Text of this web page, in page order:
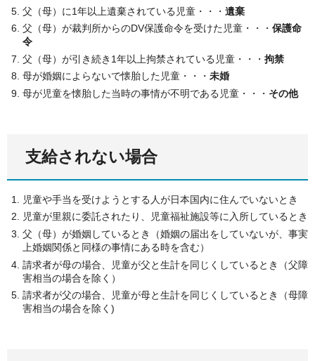
父（母）に1年以上遺棄されている児童・・・ 遺棄
父（母）が裁判所からのDV保護命令を受けた児童・・・ 保護命
令
父（母）が引き続き1年以上拘禁されている児童・・・ 拘禁
母が婚姻によらないで懐胎した児童・・・ 未婚
母が児童を懐胎した当時の事情が不明である児童・・・ その他
支給されない場合
児童や手当を受けようとする人が日本国内に住んでいないとき
児童が里親に委託されたり、児童福祉施設等に入所しているとき
父（母）が婚姻しているとき（婚姻の届出をしていないが、事実
上婚姻関係と同様の事情にある時を含む）
請求者が母の場合、児童が父と生計を同じくしているとき（父障
害相当の場合を除く）
請求者が父の場合、児童が母と生計を同じくしているとき（母障
害相当の場合を除く)